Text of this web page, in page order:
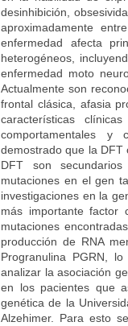
desinhibición,
aproximadamente
enfermedad afecta
heterogéneos,
enfermedad moto
Actualmente son
frontal clásica, afasia
características
comportamentales y
demostrado que la DFT
DFT son
mutaciones en el gen
investigaciones en la
más importante factor
mutaciones
producción de RNA
Progranulina PGRN,
analizar la asociación
en los pacientes que
genética de la
Alzehimer. Para esto